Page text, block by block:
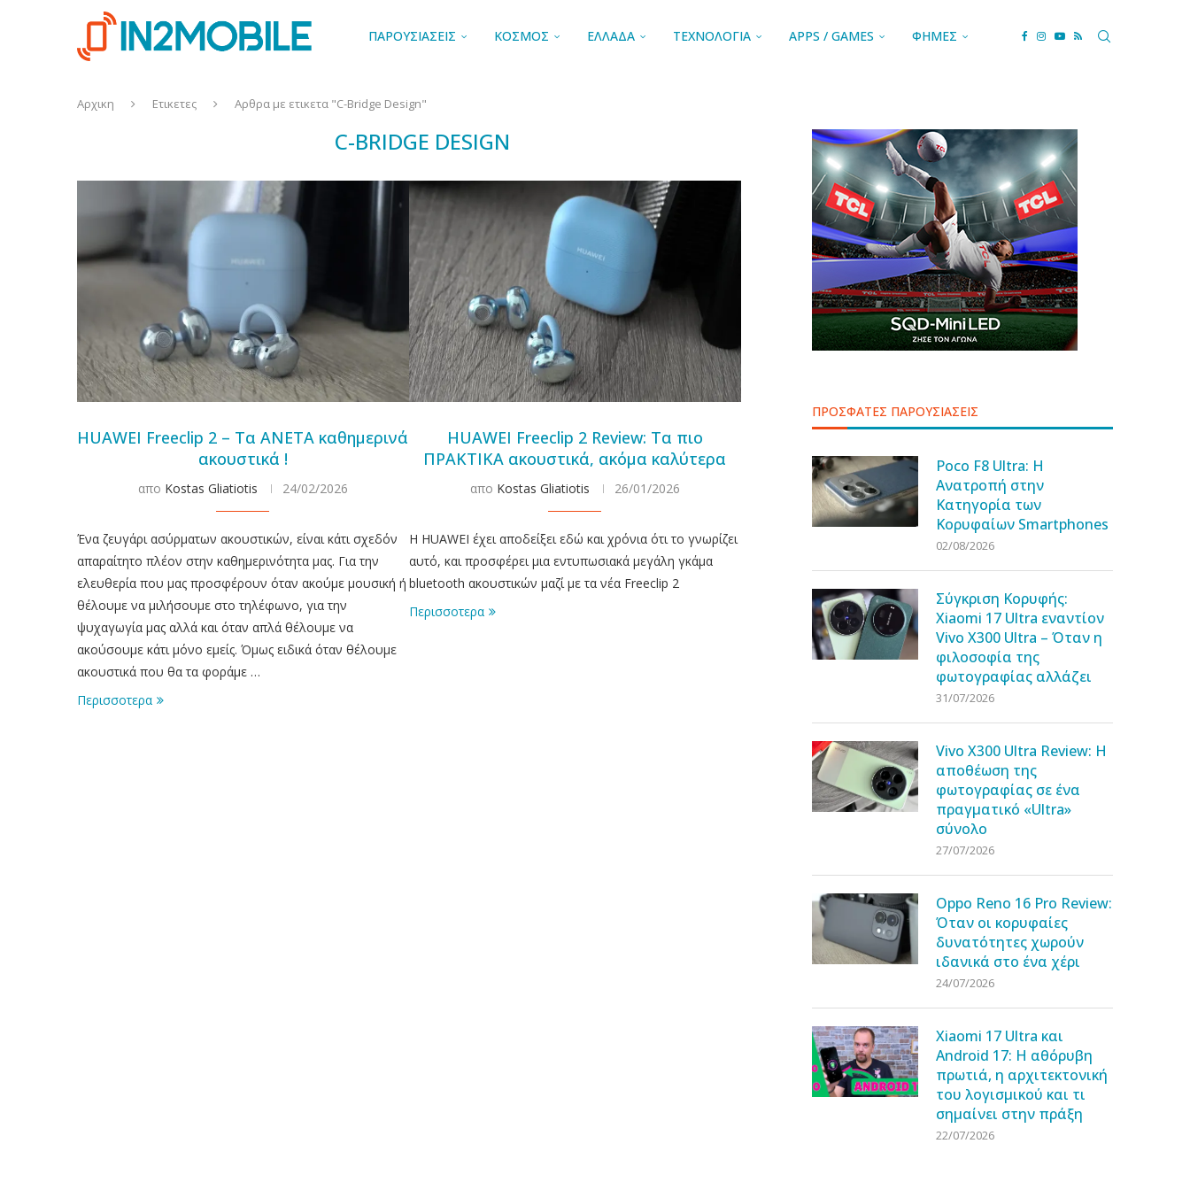
ΠΑΡΟΥΣΙΑΣΕΙΣ ΚΟΣΜΟΣ ΕΛΛΑΔΑ ΤΕΧΝΟΛΟΓΙΑ APPS / GAMES ΦΗΜΕΣ
Αρχικη Ετικετες Αρθρα με ετικετα "C-Bridge Design"
C-BRIDGE DESIGN
HUAWEI Freeclip 2 – Τα ΑΝΕΤΑ καθημερινά
ακουστικά !
απο Kostas Gliatiotis 24/02/2026
Ένα ζευγάρι ασύρματων ακουστικών, είναι κάτι σχεδόν
απαραίτητο πλέον στην καθημερινότητα μας. Για την
ελευθερία που μας προσφέρουν όταν ακούμε μουσική ή
θέλουμε να μιλήσουμε στο τηλέφωνο, για την
ψυχαγωγία μας αλλά και όταν απλά θέλουμε να
ακούσουμε κάτι μόνο εμείς. Όμως ειδικά όταν θέλουμε
ακουστικά που θα τα φοράμε …
Περισσοτερα
HUAWEI Freeclip 2 Review: Τα πιο
ΠΡΑΚΤΙΚΑ ακουστικά, ακόμα καλύτερα
απο Kostas Gliatiotis 26/01/2026
Η HUAWEI έχει αποδείξει εδώ και χρόνια ότι το γνωρίζει
αυτό, και προσφέρει μια εντυπωσιακά μεγάλη γκάμα
bluetooth ακουστικών μαζί με τα νέα Freeclip 2
Περισσοτερα
ΠΡΟΣΦΑΤΕΣ ΠΑΡΟΥΣΙΑΣΕΙΣ
Poco F8 Ultra: Η
Ανατροπή στην
Κατηγορία των
Κορυφαίων Smartphones
02/08/2026
Σύγκριση Κορυφής:
Xiaomi 17 Ultra εναντίον
Vivo X300 Ultra – Όταν η
φιλοσοφία της
φωτογραφίας αλλάζει
31/07/2026
Vivo X300 Ultra Review: Η
αποθέωση της
φωτογραφίας σε ένα
πραγματικό «Ultra»
σύνολο
27/07/2026
Oppo Reno 16 Pro Review:
Όταν οι κορυφαίες
δυνατότητες χωρούν
ιδανικά στο ένα χέρι
24/07/2026
Xiaomi 17 Ultra και
Android 17: Η αθόρυβη
πρωτιά, η αρχιτεκτονική
του λογισμικού και τι
σημαίνει στην πράξη
22/07/2026